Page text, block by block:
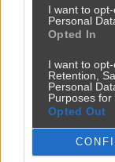
I want to
Personal
Opted In
I want to
Retention,
Personal
Purposes for
Opted Out
Jak to nazwać
jak...